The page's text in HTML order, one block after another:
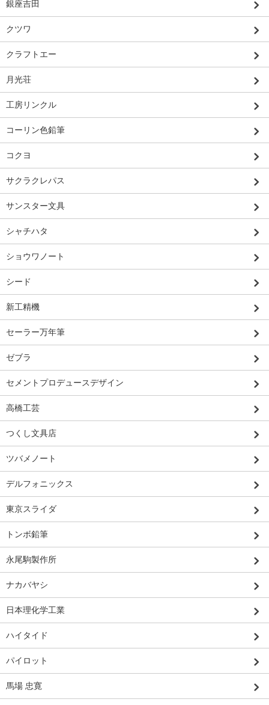
銀座吉田
クツワ
クラフトエー
月光荘
工房リンクル
コーリン色鉛筆
コクヨ
サクラクレパス
サンスター文具
シャチハタ
ショウワノート
シード
新工精機
セーラー万年筆
ゼブラ
セメントプロデュースデザイン
高橋工芸
つくし文具店
ツバメノート
デルフォニックス
東京スライダ
トンボ鉛筆
永尾駒製作所
ナカバヤシ
日本理化学工業
ハイタイド
パイロット
馬場 忠寛